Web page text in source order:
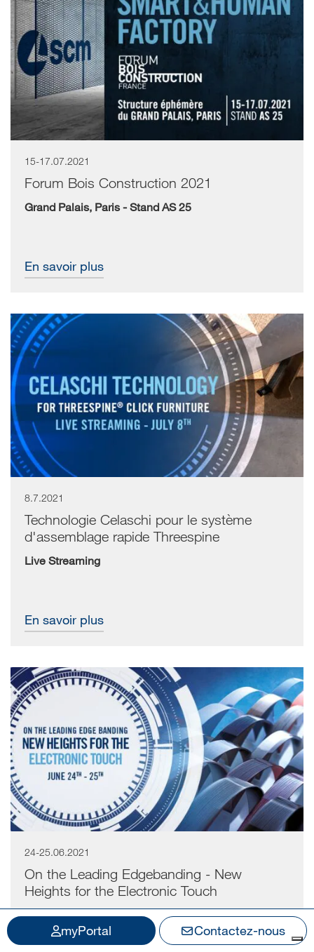
15-17.07.2021
Forum Bois Construction 2021
Grand Palais, Paris - Stand AS 25
En savoir plus
8.7.2021
Technologie Celaschi pour le système
d'assemblage rapide Threespine
Live Streaming
En savoir plus
24-25.06.2021
On the Leading Edgebanding - New
Heights for the Electronic Touch
Webinar
myPortal Contactez-nous